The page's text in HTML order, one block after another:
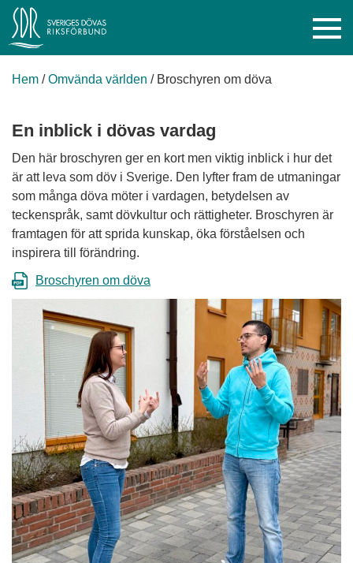
Hem /Omvända världen / Broschyren om döva
En inblick i dövas vardag
Den här broschyren ger en kort men viktig inblick i hur det
är att leva som döv i Sverige. Den lyfter fram de utmaningar
som många döva möter i vardagen, betydelsen av
teckenspråk, samt dövkultur och rättigheter. Broschyren är
framtagen för att sprida kunskap, öka förståelsen och
inspirera till förändring.
Broschyren om döva